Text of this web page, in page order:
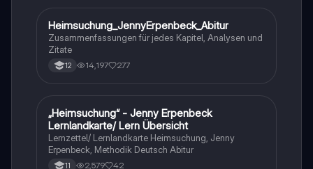
Deutsch
Heimsuchung_JennyErpenbeck_Abitur
Zusammenfassungen für jedes Kapitel, Analysen und
Zitate
12 14,197 277
Deutsch
„Heimsuchung“ - Jenny Erpenbeck
Lernlandkarte/ Lern Übersicht
Lernzettel/ Lernlandkarte Heimsuchung, Jenny
Erpenbeck, Methodik Deutsch Abitur
11 2,579 42